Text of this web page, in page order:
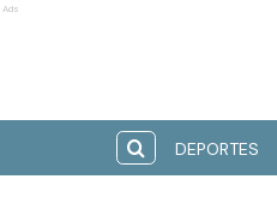
Ads
DEPORTES